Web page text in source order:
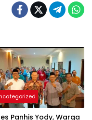
Panhis Yody, Warga